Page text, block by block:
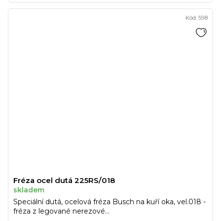
Fréza ocel dutá 225RS/018
skladem
Speciální dutá, ocelová fréza Busch na kuří oka, vel.018 -
fréza z legované nerezové...
Kód: 598